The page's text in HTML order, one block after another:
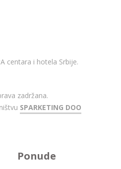
centara i hotela Srbije.
zadržana.
SPARKETING DOO
Ponude